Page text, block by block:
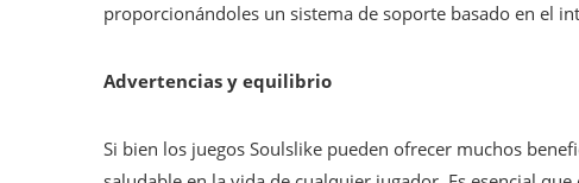
proporcionándoles un sistema de soporte basado en el
Advertencias y equilibrio
Si bien los juegos Soulslike pueden ofrecer muchos